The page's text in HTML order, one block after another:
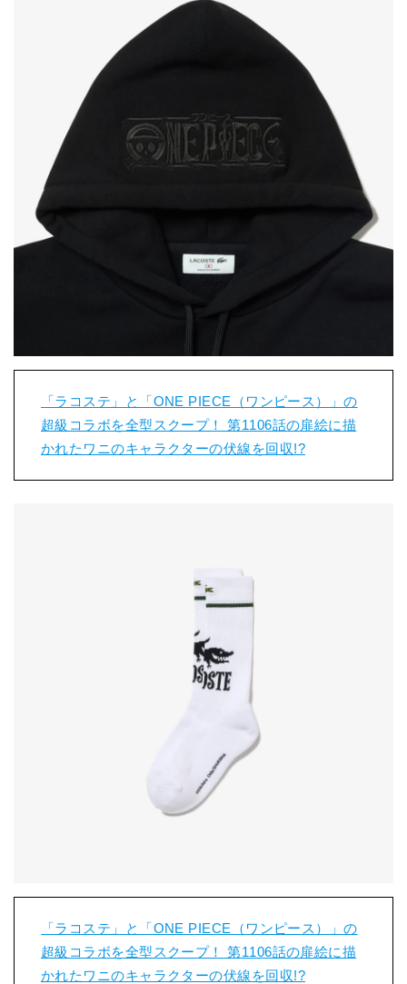
「ラコステ」と「ONE PIECE（ワンピース）」の
超級コラボを全型スクープ！ 第1106話の扉絵に描
かれたワニのキャラクターの伏線を回収!?
「ラコステ」と「ONE PIECE（ワンピース）」の
超級コラボを全型スクープ！ 第1106話の扉絵に描
かれたワニのキャラクターの伏線を回収!?